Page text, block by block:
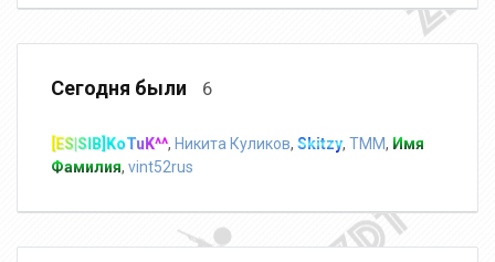
Сегодня были 6
[ES|SIB]KoTuK^^, Никита Куликов, Skitzy, TMM, Имя
Фамилия, vint52rus